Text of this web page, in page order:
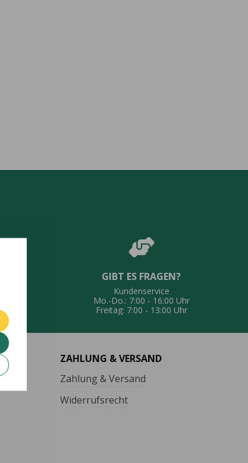
GIBT ES FRAGEN?
Kundenservice
Mo.-Do.: 7:00 - 16:00 Uhr
Freitag: 7:00 - 13:00 Uhr
ZAHLUNG & VERSAND
Zahlung & Versand
Widerrufsrecht